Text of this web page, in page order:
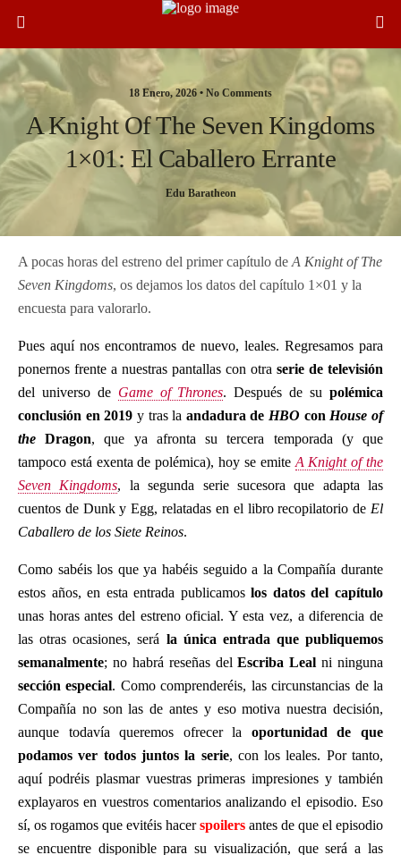
18 Enero, 2026 • No Comments
A Knight Of The Seven Kingdoms
1×01: El Caballero Errante
Edu Baratheon
A pocas horas del estreno del primer capítulo de A Knight of The
Seven Kingdoms, os dejamos los datos del capítulo 1×01 y la
encuesta para valorarlo.
Pues aquí nos encontramos de nuevo, leales. Regresamos para
ponernos frente a nuestras pantallas con otra serie de televisión
del universo de Game of Thrones. Después de su polémica
conclusión en 2019 y tras la andadura de HBO con House of
the Dragon, que ya afronta su tercera temporada (y que
tampoco está exenta de polémica), hoy se emite A Knight of the
Seven Kingdoms, la segunda serie sucesora que adapta las
cuentos de Dunk y Egg, relatadas en el libro recopilatorio de El
Caballero de los Siete Reinos.
Como sabéis los que ya habéis seguido a la Compañía durante
estos años, en esta entrada publicamoslos datos del capítulo
unas horas antes del estreno oficial. Y esta vez, a diferencia de
las otras ocasiones, será la única entrada que publiquemos
semanalmente; no habrá reseñas delEscriba Leal ni ninguna
sección especial. Como comprenderéis, las circunstancias de la
Compañía no son las de antes y eso motiva nuestra decisión,
aunque todavía queremos ofrecer la oportunidad de que
podamos ver todos juntos la serie, con los leales. Por tanto,
aquí podréis plasmar vuestras primeras impresiones y también
explayaros en vuestros comentarios analizando el episodio. Eso
sí, os rogamos que evitéis hacerspoilers antes de que el episodio
se encuentre disponible para su visualización, que será a las